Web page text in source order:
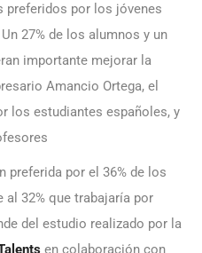
preferidos por los jóvenes
27% de los alumnos y un
importante mejorar la
Amancio Ortega, el
los estudiantes españoles, y
preferida por el 36% de los
32% que trabajaría por
del estudio realizado por la
en colaboración con